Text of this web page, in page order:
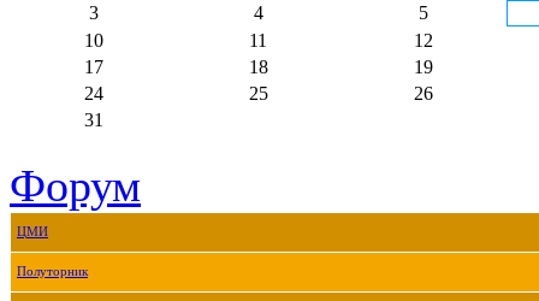
3 4
5
10
11
12
17
18
19
24
25
26
31
Форум
ЦМИ
Полуторник